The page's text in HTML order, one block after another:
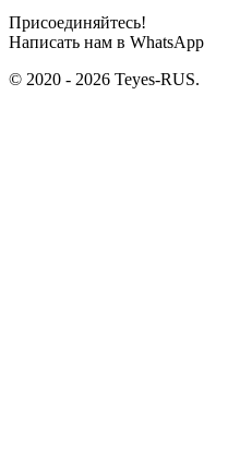
Присоединяйтесь!
Написать нам в WhatsApp
© 2020 - 2026 Teyes-RUS.